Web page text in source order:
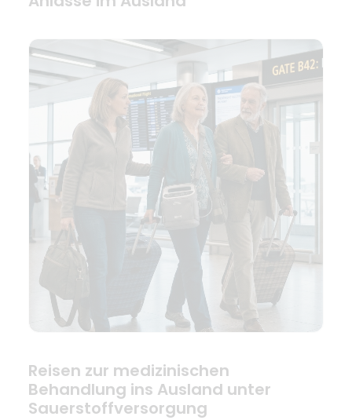
Reisen zur medizinischen
Behandlung ins Ausland unter
Sauerstoffversorgung